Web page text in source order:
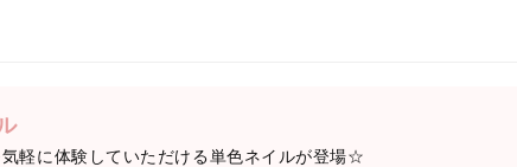
軽に体験していただける単色ネイルが登場☆